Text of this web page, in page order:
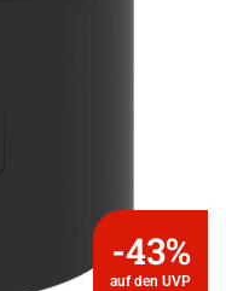
-43%
auf den UVP